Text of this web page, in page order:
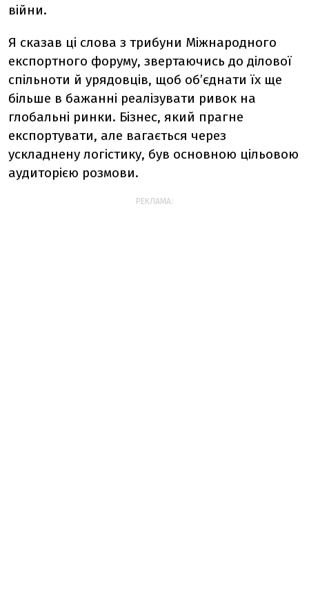
війни.
Я сказав ці слова з трибуни Міжнародного
експортного форуму, звертаючись до ділової
спільноти й урядовців, щоб об’єднати їх ще
більше в бажанні реалізувати ривок на
глобальні ринки. Бізнес, який прагне
експортувати, але вагається через
ускладнену логістику, був основною цільовою
аудиторією розмови.
РЕКЛАМА: